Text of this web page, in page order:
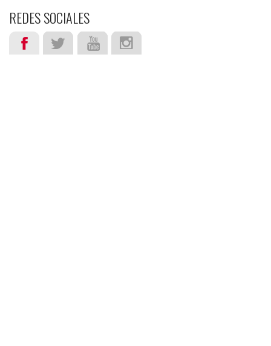
REDES SOCIALES